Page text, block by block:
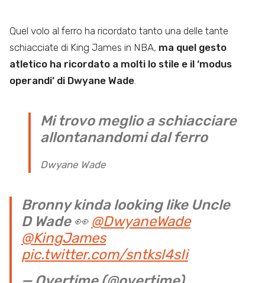
Quel volo al ferro ha ricordato tanto una delle tante
schiacciate di King James in NBA, ma quel gesto
atletico ha ricordato a molti lo stile e il ‘modus
operandi’ di Dwyane Wade.
Mi trovo meglio a schiacciare
allontanandomi dal ferro
Dwyane Wade
Bronny kinda looking like Uncle
D Wade 👀 @DwyaneWade
@KingJames
pic.twitter.com/sntksl4sIi